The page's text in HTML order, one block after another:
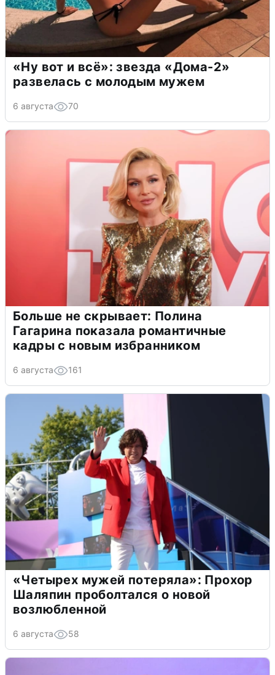
«Ну вот и всё»: звезда «Дома-2»
развелась с молодым мужем
6 августа 70
Больше не скрывает: Полина
Гагарина показала романтичные
кадры с новым избранником
6 августа 161
«Четырех мужей потеряла»: Прохор
Шаляпин проболтался о новой
возлюбленной
6 августа 58